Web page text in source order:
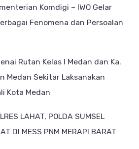
Komdigi – IWO Gelar
Fenomena dan Persoalan
Rutan Kelas I Medan dan Ka.
Medan Sekitar Laksanakan
Kota Medan
LAHAT, POLDA SUMSEL
DI MESS PNM MERAPI BARAT